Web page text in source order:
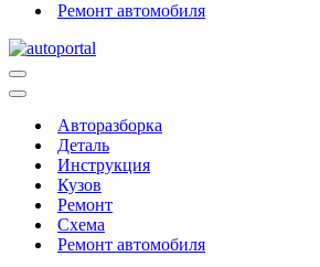
Ремонт автомобиля
Меню
навигации
Меню
навигацииАвторазборка
Деталь
Инструкция
Кузов
Ремонт
Схема
Ремонт автомобиля